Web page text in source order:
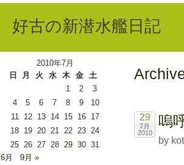
好古の新潜水艦日記
29
7月
2010
嗚
by
2010年7月
日
月 火 水 木 金
土
1
2
3
4
5 6 7 8 9
10
11
12 13 14 15 16
17
18 19 20 21 22 23 24
25 26 27 28 29 30 31
月
9月 »